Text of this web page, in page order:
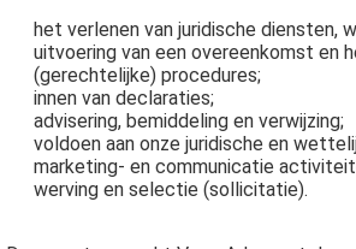
het verlenen van juridische diensten,
uitvoering van een overeenkomst en
(gerechtelijke) procedures;
innen van declaraties;
advisering, bemiddeling en verwijzing;
voldoen aan onze juridische en
marketing- en communicatie
werving en selectie (sollicitatie).